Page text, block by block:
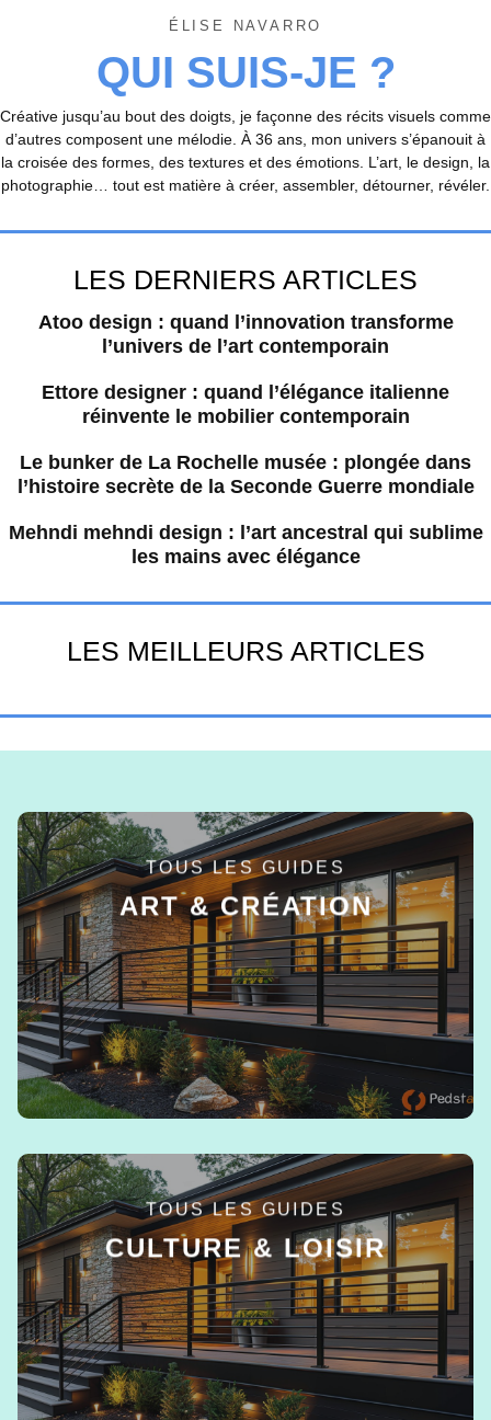
ÉLISE NAVARRO
QUI SUIS-JE ?
Créative jusqu’au bout des doigts, je façonne des récits visuels comme
d’autres composent une mélodie. À 36 ans, mon univers s’épanouit à
la croisée des formes, des textures et des émotions. L’art, le design, la
photographie… tout est matière à créer, assembler, détourner, révéler.
LES DERNIERS ARTICLES
Atoo design : quand l’innovation transforme
l’univers de l’art contemporain
Ettore designer : quand l’élégance italienne
réinvente le mobilier contemporain
Le bunker de La Rochelle musée : plongée dans
l’histoire secrète de la Seconde Guerre mondiale
Mehndi mehndi design : l’art ancestral qui sublime
les mains avec élégance
LES MEILLEURS ARTICLES
TOUS LES GUIDES
ART & CRÉATION
EN SAVOIR +
TOUS LES GUIDES
CULTURE & LOISIR
EN SAVOIR +